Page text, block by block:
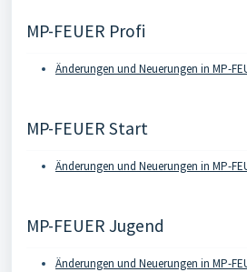
MP-FEUER Profi
Änderungen und Neuerungen in MP-
MP-FEUER Start
Änderungen und Neuerungen in MP-
MP-FEUER Jugend
Änderungen und Neuerungen in MP-